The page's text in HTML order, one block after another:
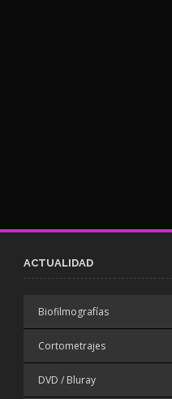
ACTUALIDAD
Biofilmografías
Cortometrajes
DVD / Bluray